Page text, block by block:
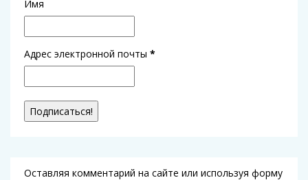
Имя
Адрес электронной почты *
Оставляя комментарий на сайте или используя форму